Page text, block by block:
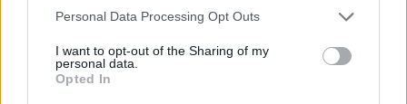
Personal Data Processing Opt Outs
I want to opt-out of the Sharing of my
personal data.
Opted In
Floricoltura”
9 Marzo 2017
In "Ponente Ligure"